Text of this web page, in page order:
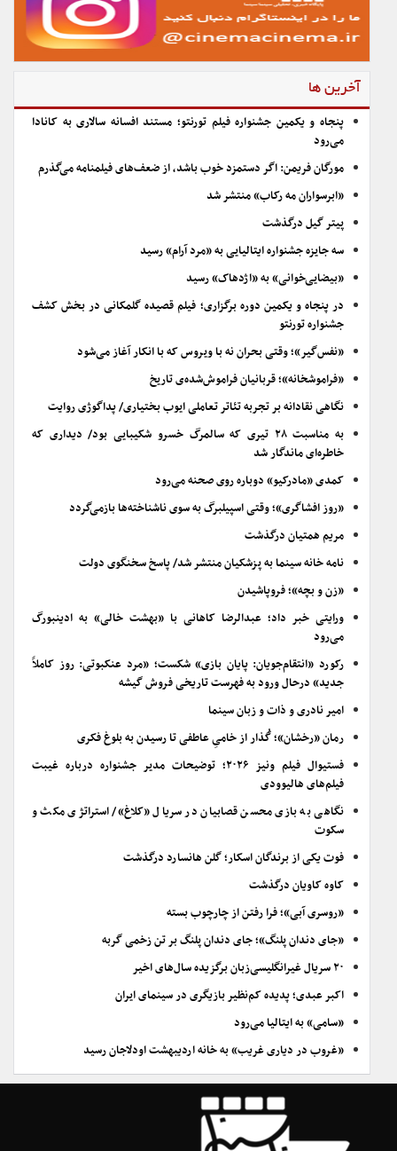
آخرین ها
پنجاه و یکمین جشنواره فیلم تورنتو؛ مستند افسانه سالاری به کانادا
می‌رود
مورگان فریمن: اگر دستمزد خوب باشد، از ضعف‌های فیلمنامه می‌گذرم
«ابرسواران مه رکاب» منتشر شد
پیتر گیل درگذشت
سه جایزه جشنواره ایتالیایی به «مرد آرام» رسید
«بیضایی‌خوانی» به «اژدهاک» رسید
در پنجاه و یکمین دوره برگزاری؛ فیلم قصیده گلمکانی در بخش کشف
جشنواره تورنتو
«نفس‌گیر»؛ وقتی بحران نه با ویروس که با انکار آغاز می‌شود
«فراموشخانه»؛ قربانیان فراموش‌شده‌ی تاریخ
نگاهی نقادانه بر تجربه تئاتر تعاملی ایوب بختیاری/ پداگوژی روایت
به مناسبت ۲۸ تیری که سالمرگ خسرو شکیبایی بود/ دیداری که
خاطره‌ای ماندگار شد
کمدی «مادرکیو» دوباره روی صحنه می‌رود
«روز افشاگری»؛ وقتی اسپیلبرگ به سوی ناشناخته‌ها بازمی‌گردد
مریم همتیان درگذشت
نامه خانه سینما به پزشکیان منتشر شد/ پاسخ سخنگوی دولت
«زن و بچه»؛ فروپاشیدن
ورایتی خبر داد؛ عبدالرضا کاهانی با «بهشت خالی» به ادینبورگ
می‌رود
رکورد «انتقام‌جویان: پایان بازی» شکست؛ «مرد عنکبوتی: روز کاملاً
جدید» درحال ورود به فهرست تاریخی فروش گیشه
امیر نادری و ذات و زبان سینما
رمان «رخشان»؛ گُذار از خامیِ عاطفی تا رسیدن به بلوغ فکری
فستیوال فیلم ونیز ۲۰۲۶؛ توضیحات مدیر جشنواره درباره غیبت
فیلم‌های هالیوودی
نگاهی به بازی محسن قصابیان در سریال «کلاغ»/ استراتژی مکث و
سکوت
فوت یکی از برندگان اسکار؛ گلن هانسارد درگذشت
کاوه کاویان درگذشت
«روسری آبی»؛ فرا رفتن از چارچوب بسته
«جای دندان پلنگ»؛ جای دندان پلنگ بر تن زخمی گربه
۲۰ سریال غیرانگلیسی‌زبان برگزیده سال‌های اخیر
اکبر عبدی؛ پدیده کم‌نظیر بازیگری در سینمای ایران
«سامی» به ایتالیا می‌رود
«غروب در دیاری غریب» به خانه اردیبهشت اودلاجان رسید